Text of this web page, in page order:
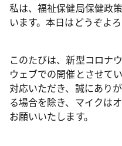
私は、福祉保健局保健政
います。本日はどうぞよ
このたびは、新型コロナ
ウェブでの開催とさせて
対応いただき、誠にあり
る場合を除き、マイクは
お願いいたします。